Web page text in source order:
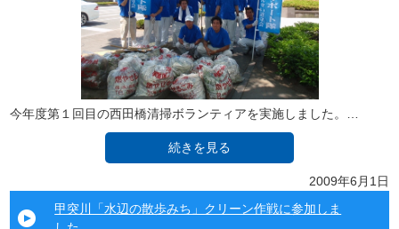
今年度第１回目の西田橋清掃ボランティアを実施しました。…
続きを見る
2009年6月1日
甲突川「水辺の散歩みち」クリーン作戦に参加しま